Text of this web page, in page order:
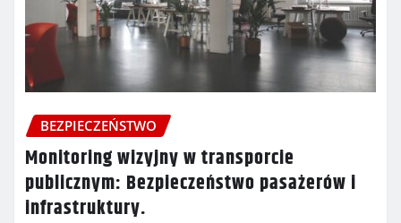
BEZPIECZEŃSTWO
Monitoring wizyjny w transporcie
publicznym: Bezpieczeństwo pasażerów i
infrastruktury.